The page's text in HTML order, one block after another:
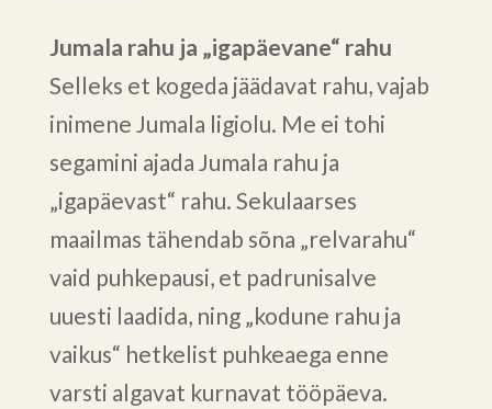
Jumala rahu ja „igapäevane“ rahu
Selleks et kogeda jäädavat rahu, vajab
inimene Jumala ligiolu. Me ei tohi
segamini ajada Jumala rahu ja
„igapäevast“ rahu. Sekulaarses
maailmas tähendab sõna „relvarahu“
vaid puhkepausi, et padrunisalve
uuesti laadida, ning „kodune rahu ja
vaikus“ hetkelist puhkeaega enne
varsti algavat kurnavat tööpäeva.